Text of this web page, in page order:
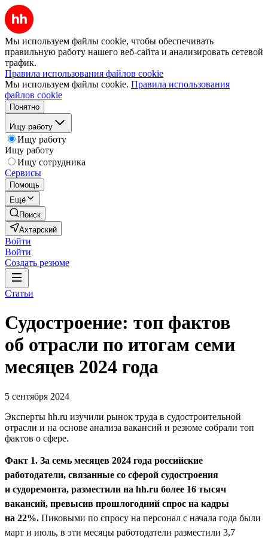
Мы используем файлы cookie, чтобы обеспечивать
правильную работу нашего веб-сайта и анализировать сетевой
трафик.
Правила использования файлов cookie
Мы используем файлы cookie. Правила использования
файлов cookie
Понятно
Ищу работу
Ищу работу
Ищу работу
Ищу сотрудника
Сервисы
Помощь
Ещё
Поиск
Ахтарский
Войти
Войти
Создать резюме
Статьи
Судостроение: топ фактов
об отрасли по итогам семи
месяцев 2024 года
5 сентября 2024
Эксперты hh.ru изучили рынок труда в судостроительной
отрасли и на основе анализа вакансий и резюме собрали топ
фактов о сфере.
Факт 1. За семь месяцев 2024 года российские
работодатели, связанные со сферой судостроения
и судоремонта, разместили на hh.ru более 16 тысяч
вакансий, превысив прошлогодний спрос на кадры
на 22%. Пиковыми по спросу на персонал с начала года были
март и июль, в эти месяцы работодатели разместили 3,7